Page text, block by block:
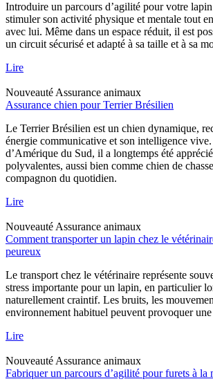
Introduire un parcours d’agilité pour votre
stimuler son activité physique et mentale tout
avec lui. Même dans un espace réduit, il est
un circuit sécurisé et adapté à sa taille et à sa
Lire
Nouveauté Assurance animaux
Assurance chien pour Terrier Brésilien
Le Terrier Brésilien est un chien dynamique,
énergie communicative et son intelligence
d’Amérique du Sud, il a longtemps été
polyvalentes, aussi bien comme chien de
compagnon du quotidien.
Lire
Nouveauté Assurance animaux
Comment transporter un lapin chez le
peureux
Le transport chez le vétérinaire représente
stress importante pour un lapin, en particulier
naturellement craintif. Les bruits, les
environnement habituel peuvent provoquer
Lire
Nouveauté Assurance animaux
Fabriquer un parcours d’agilité pour furets à la